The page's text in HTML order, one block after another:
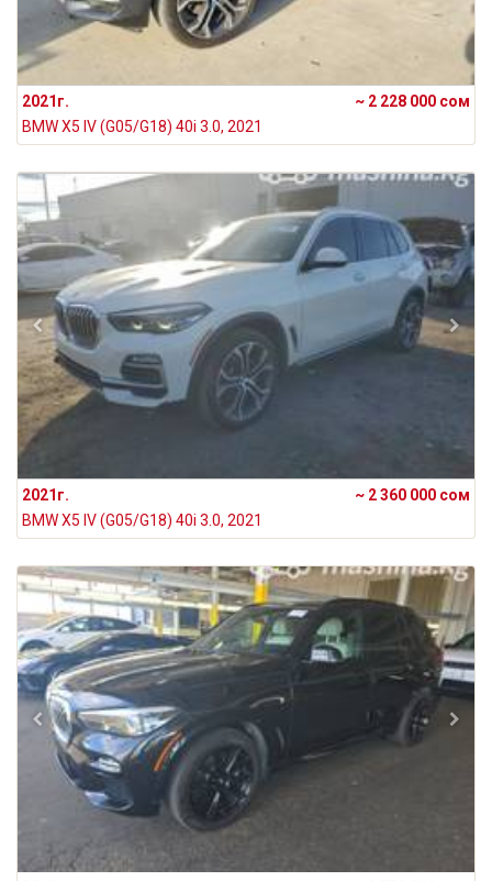
2021г.
~ 2 228 000 сом
BMW X5 IV (G05/G18) 40i 3.0, 2021
2021г.
~ 2 360 000 сом
BMW X5 IV (G05/G18) 40i 3.0, 2021